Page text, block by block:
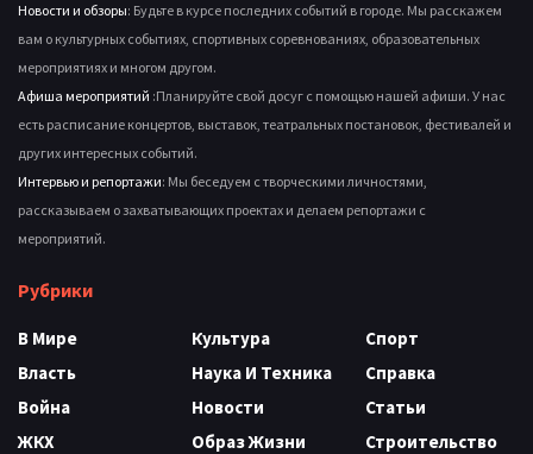
Новости и обзоры: Будьте в курсе последних событий в городе. Мы расскажем
вам о культурных событиях, спортивных соревнованиях, образовательных
мероприятиях и многом другом.
Афиша мероприятий :Планируйте свой досуг с помощью нашей афиши. У нас
есть расписание концертов, выставок, театральных постановок, фестивалей и
других интересных событий.
Интервью и репортажи: Мы беседуем с творческими личностями,
рассказываем о захватывающих проектах и делаем репортажи с
мероприятий.
Рубрики
В Мире
Власть
Война
ЖКХ
Культура
Наука И Техника
Новости
Образ Жизни
Спорт
Справка
Статьи
Строительство